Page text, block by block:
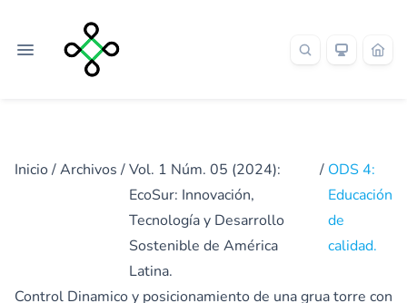
Inicio/Archivos /Vol. 1 Núm. 05 (2024):
EcoSur: Innovación,
Tecnología y Desarrollo
Sostenible de América
Latina.
/ ODS 4:
Educación
de
calidad.
Control Dinamico y posicionamiento de una grua torre con